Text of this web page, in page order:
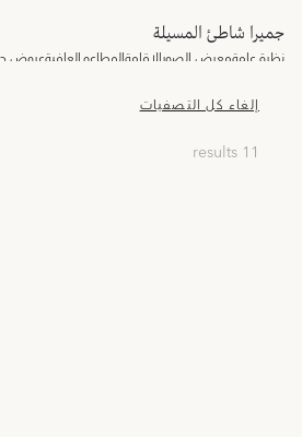
جميرا شاطئ المسيلة
نظرة عامةمعرض الصورالإقامةالمطاعمالعافيةعروض
إلغاء كل التصفيات
11 results